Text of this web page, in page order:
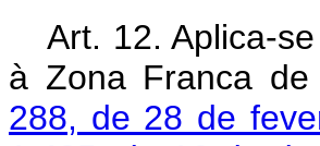
Art. 12. Aplica-
à Zona Franca
288, de 28 de